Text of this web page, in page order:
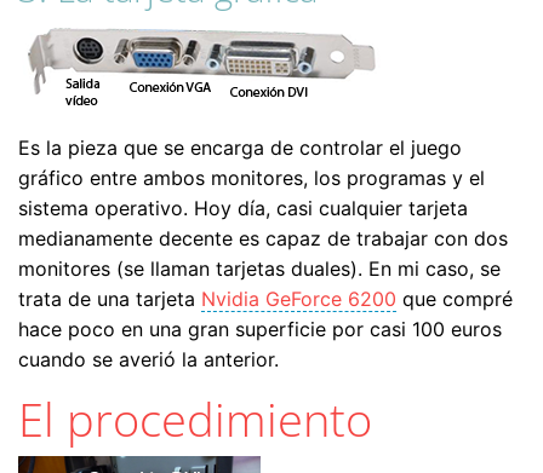
Es la pieza que se encarga de controlar el juego
gráfico entre ambos monitores, los programas y el
sistema operativo. Hoy día, casi cualquier tarjeta
medianamente decente es capaz de trabajar con dos
monitores (se llaman tarjetas duales). En mi caso, se
trata de una tarjeta Nvidia GeForce 6200 que compré
hace poco en una gran superficie por casi 100 euros
cuando se averió la anterior.
El procedimiento